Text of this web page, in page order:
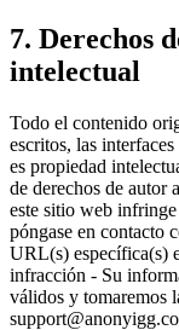
7. Derechos
intelectual
Todo el contenido
escritos, las
es propiedad
de derechos de autor
este sitio web
póngase en contacto
URL(s) específica(s)
infracción - Su
válidos y tomaremos